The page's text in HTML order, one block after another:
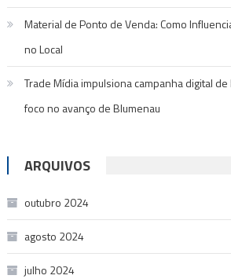
Material de Ponto de Venda: Como
no Local
Trade Mídia impulsiona campanha digital
foco no avanço de Blumenau
ARQUIVOS
outubro 2024
agosto 2024
julho 2024